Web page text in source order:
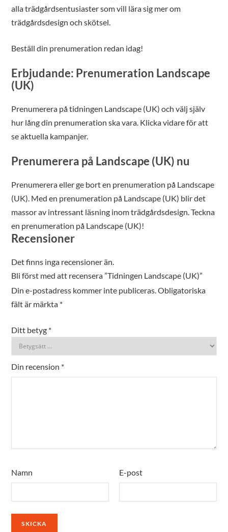
alla trädgårdsentusiaster som vill lära sig mer om
trädgårdsdesign och skötsel.
Beställ din prenumeration redan idag!
Erbjudande: Prenumeration Landscape
(UK)
Prenumerera på tidningen Landscape (UK) och välj själv
hur lång din prenumeration ska vara. Klicka vidare för att
se aktuella kampanjer.
Prenumerera på Landscape (UK) nu
Prenumerera eller ge bort en prenumeration på Landscape
(UK). Med en prenumeration på Landscape (UK) blir det
massor av intressant läsning inom trädgårdsdesign. Teckna
en prenumeration på Landscape (UK)!
Recensioner
Det finns inga recensioner än.
Bli först med att recensera ”Tidningen Landscape (UK)”
Din e-postadress kommer inte publiceras.Obligatoriska
fält är märkta *
Ditt betyg *
Din recension *
Namn E-post